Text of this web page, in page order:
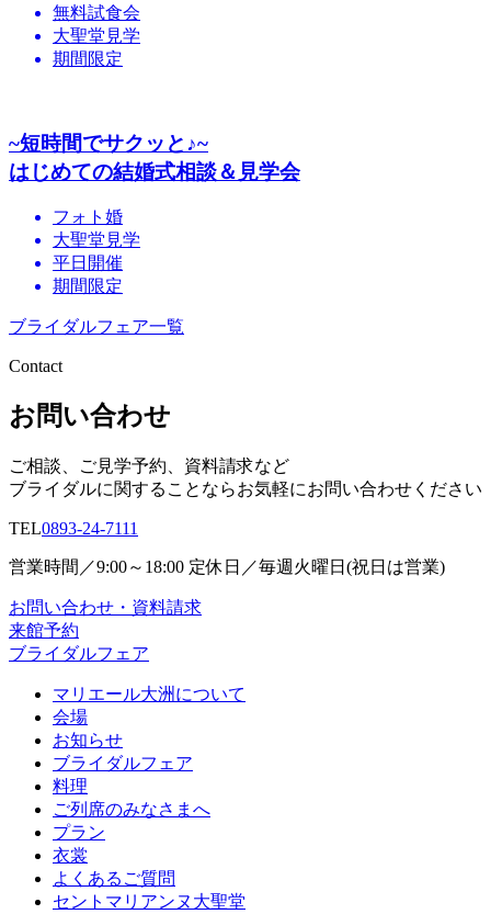
無料試食会
大聖堂見学
期間限定
~短時間でサクッと♪~
はじめての結婚式相談＆見学会
フォト婚
大聖堂見学
平日開催
期間限定
ブライダルフェア一覧
Contact
お問い合わせ
ご相談、ご見学予約、資料請求など
ブライダルに関することならお気軽にお問い合わせください
TEL0893-24-7111
営業時間／9:00～18:00 定休日／毎週火曜日(祝日は営業)
お問い合わせ・資料請求
来館予約
ブライダルフェア
マリエール大洲について
会場
お知らせ
ブライダルフェア
料理
ご列席のみなさまへ
プラン
衣裳
よくあるご質問
セントマリアンヌ大聖堂